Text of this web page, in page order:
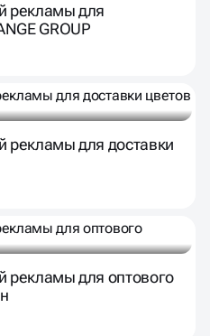
рекламы для
GROUP
рекламы для доставки
рекламы для оптового